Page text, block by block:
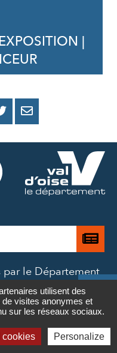
Contact

Newsletter
|
PARTAGER
PARTAGER
MAIL
Je
à
le Département
consentement,
vos droits,consultez
.
utilisent des
visites anonymes et
sur les réseaux sociaux.
cookies Personalize